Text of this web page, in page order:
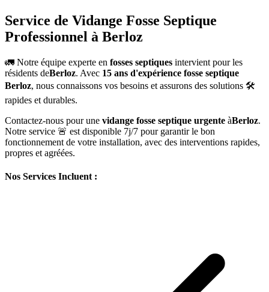
Service de Vidange Fosse Septique
Professionnel à Berloz
🚛 Notre équipe experte en fosses septiques intervient pour les
résidents deBerloz. Avec 15 ans d'expérience fosse septique
Berloz, nous connaissons vos besoins et assurons des solutions 🛠️
rapides et durables.
Contactez-nous pour une vidange fosse septique urgente àBerloz.
Notre service 🚨 est disponible 7j/7 pour garantir le bon
fonctionnement de votre installation, avec des interventions rapides,
propres et agréées.
Nos Services Incluent :